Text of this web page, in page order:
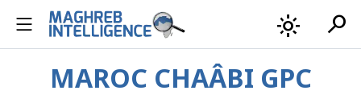
light_mode search
MAROC CHAÂBI GPC